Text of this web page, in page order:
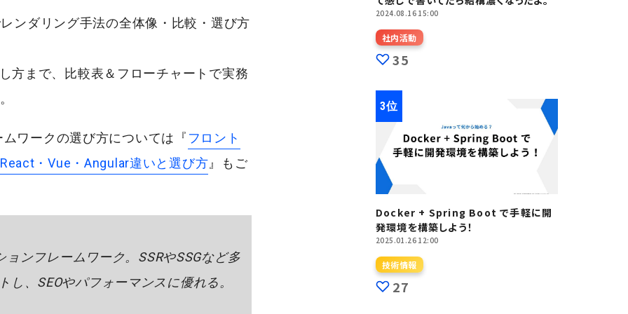
ンダリング手法の全体像・比較・選び方
方まで、比較表＆フローチャートで実務
ワークの選び方については『 フロント
・Vue・Angular違いと選び方 』もご
ンフレームワーク。SSRやSSGなど多
、SEOやパフォーマンスに優れる。
2024.08.16 15:00
社内活動
35
Docker + Spring Boot で手軽に開
発環境を構築しよう！
2025.01.26 12:00
技術情報
27